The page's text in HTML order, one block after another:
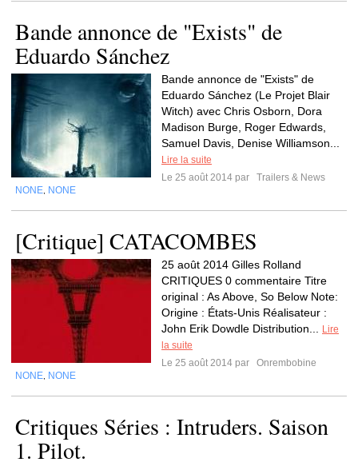
Bande annonce de "Exists" de
Eduardo Sánchez
Bande annonce de "Exists" de
Eduardo Sánchez (Le Projet Blair
Witch) avec Chris Osborn, Dora
Madison Burge, Roger Edwards,
Samuel Davis, Denise Williamson...
Lire la suite
Le 25 août 2014 par
Trailers & News
NONE NONE
[Critique] CATACOMBES
25 août 2014 Gilles Rolland
CRITIQUES 0 commentaire Titre
original : As Above, So Below Note:
Origine : États-Unis Réalisateur :
John Erik Dowdle Distribution...
Lire
la suite
Le 25 août 2014 par
Onrembobine
NONE NONE
Critiques Séries : Intruders. Saison
1. Pilot.